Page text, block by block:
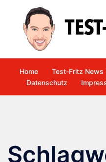
springen
Home Test-Fritz News
Datenschutz